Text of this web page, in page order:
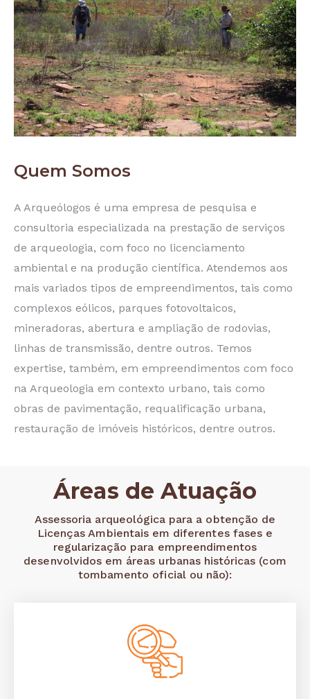
Quem Somos
A Arqueólogos é uma empresa de pesquisa e
consultoria especializada na prestação de serviços
de arqueologia, com foco no licenciamento
ambiental e na produção científica. Atendemos aos
mais variados tipos de empreendimentos, tais como
complexos eólicos, parques fotovoltaicos,
mineradoras, abertura e ampliação de rodovias,
linhas de transmissão, dentre outros. Temos
expertise, também, em empreendimentos com foco
na Arqueologia em contexto urbano, tais como
obras de pavimentação, requalificação urbana,
restauração de imóveis históricos, dentre outros.
Áreas de Atuação
Assessoria arqueológica para a obtenção de
Licenças Ambientais em diferentes fases e
regularização para empreendimentos
desenvolvidos em áreas urbanas históricas (com
tombamento oficial ou não):